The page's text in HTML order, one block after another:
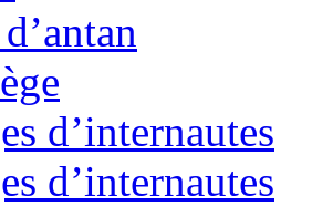
d’internautes
d’internautes